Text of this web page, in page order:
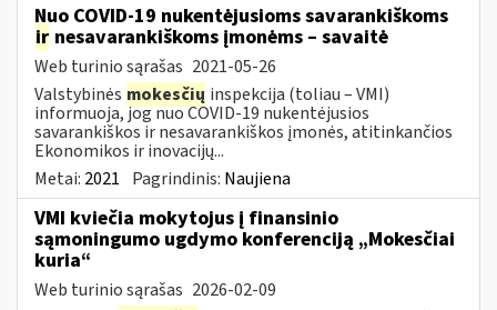
Nuo COVID-19 nukentėjusioms savarankiškoms
ir nesavarankiškoms įmonėms – savaitė
Web turinio sąrašas 2021-05-26
Valstybinės mokesčių inspekcija (toliau – VMI)
informuoja, jog nuo COVID-19 nukentėjusios
savarankiškos ir nesavarankiškos įmonės, atitinkančios
Ekonomikos ir inovacijų...
Metai: 2021 Pagrindinis: Naujiena
VMI kviečia mokytojus į finansinio
sąmoningumo ugdymo konferenciją „Mokesčiai
kuria“
Web turinio sąrašas 2026-02-09